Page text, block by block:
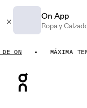
On App
Ropa y
MÁXIMA